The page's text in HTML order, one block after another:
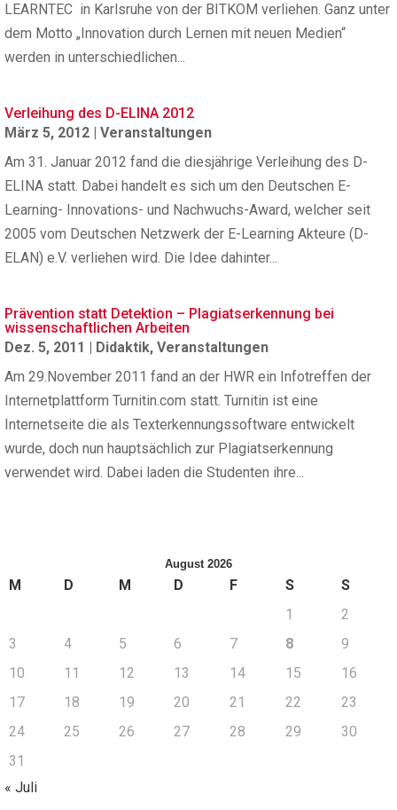
LEARNTEC in Karlsruhe von der BITKOM verliehen. Ganz unter
dem Motto „Innovation durch Lernen mit neuen Medien“
werden in unterschiedlichen...
Verleihung des D-ELINA 2012
März 5, 2012 | Veranstaltungen
Am 31. Januar 2012 fand die diesjährige Verleihung des D-
ELINA statt. Dabei handelt es sich um den Deutschen E-
Learning- Innovations- und Nachwuchs-Award, welcher seit
2005 vom Deutschen Netzwerk der E-Learning Akteure (D-
ELAN) e.V. verliehen wird. Die Idee dahinter...
Prävention statt Detektion – Plagiatserkennung bei
wissenschaftlichen Arbeiten
Dez. 5, 2011 | Didaktik, Veranstaltungen
Am 29.November 2011 fand an der HWR ein Infotreffen der
Internetplattform Turnitin.com statt. Turnitin ist eine
Internetseite die als Texterkennungssoftware entwickelt
wurde, doch nun hauptsächlich zur Plagiatserkennung
verwendet wird. Dabei laden die Studenten ihre...
August 2026
M D M D F S
S
1
2
3
4 5 6 7 8
9
10
11 12 13 14 15
16
17
18 19 20 21 22
23
24
25 26 27 28 29
30
31
« Juli